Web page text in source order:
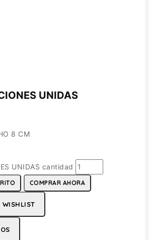
UNIDAS
8 CM
UNIDAS cantidad
COMPRAR AHORA
WISHLIST